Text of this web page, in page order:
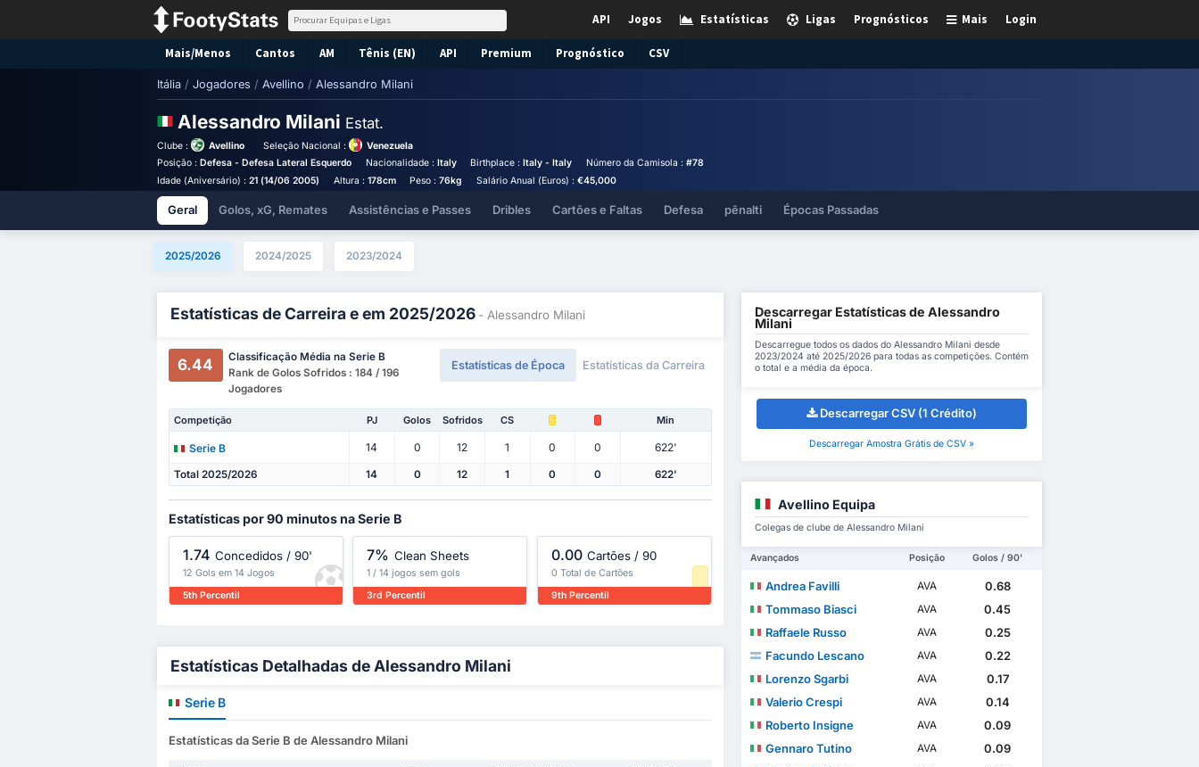
Login
Mais
Prognósticos
Ligas
Estatísticas
Jogos
API
Mais/Menos Cantos AM Tênis (EN) API Premium Prognóstico CSV
Itália / Jogadores / Avellino / Alessandro Milani
Alessandro Milani Estat.
Clube : Avellino Seleção Nacional :
Venezuela
Posição : Defesa - Defesa Lateral Esquerdo Nacionalidade : Italy Birthplace :Italy - Italy Número da Camisola : #78
Idade (Aniversário) : 21 (14/06 2005) Altura : 178cm Peso :76kg Salário Anual (Euros) : €45,000
Geral Golos, xG, Remates Assistências e Passes Dribles Cartões e Faltas Defesa pênalti Épocas Passadas
2025/2026 2024/2025 2023/2024
Estatísticas de Carreira e em 2025/2026 - Alessandro Milani
6.44
Classificação Média na Serie B
Rank de Golos Sofridos : 184 / 196
Jogadores
Estatísticas de Época Estatísticas da Carreira
Competição PJ Golos Sofridos CS Min
Serie B 14 0 12 1 0 0 622'
Total 2025/2026 14 0 12 1 0 0 622'
Estatísticas por 90 minutos na Serie B
1.74 Concedidos / 90'
12 Gols em 14 Jogos
5th Percentil
7% Clean Sheets
1 / 14 jogos sem gols
3rd Percentil
0.00 Cartões / 90
0 Total de Cartões
9th Percentil
Estatísticas Detalhadas de Alessandro Milani
Serie B
Estatísticas da Serie B de Alessandro Milani
Descarregar Estatísticas de Alessandro
Milani
Descarregue todos os dados do Alessandro Milani desde
2023/2024 até 2025/2026 para todas as competições. Contém
o total e a média da época.
Descarregar CSV (1 Crédito)
Descarregar Amostra Grátis de CSV »
Avellino Equipa
Colegas de clube de Alessandro Milani
Avançados Posição Golos / 90'
Andrea Favilli AVA
0.68
Tommaso Biasci
AVA
0.45
Raffaele Russo
AVA
0.25
Facundo Lescano
AVA
0.22
Lorenzo Sgarbi
AVA
0.17
Valerio Crespi
AVA
0.14
Roberto Insigne
AVA
0.09
Gennaro Tutino
AVA
0.09